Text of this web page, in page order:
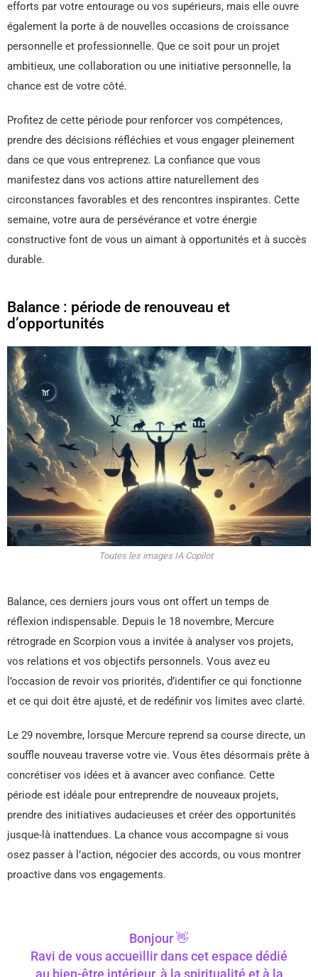
efforts par votre entourage ou vos supérieurs, mais elle ouvre
également la porte à de nouvelles occasions de croissance
personnelle et professionnelle. Que ce soit pour un projet
ambitieux, une collaboration ou une initiative personnelle, la
chance est de votre côté.
Profitez de cette période pour renforcer vos compétences,
prendre des décisions réfléchies et vous engager pleinement
dans ce que vous entreprenez. La confiance que vous
manifestez dans vos actions attire naturellement des
circonstances favorables et des rencontres inspirantes. Cette
semaine, votre aura de persévérance et votre énergie
constructive font de vous un aimant à opportunités et à succès
durable.
Balance : période de renouveau et
d’opportunités
Toutes les images IA Copilot
Balance, ces derniers jours vous ont offert un temps de
réflexion indispensable. Depuis le 18 novembre, Mercure
rétrograde en Scorpion vous a invitée à analyser vos projets,
vos relations et vos objectifs personnels. Vous avez eu
l’occasion de revoir vos priorités, d’identifier ce qui fonctionne
et ce qui doit être ajusté, et de redéfinir vos limites avec clarté.
Le 29 novembre, lorsque Mercure reprend sa course directe, un
souffle nouveau traverse votre vie. Vous êtes désormais prête à
concrétiser vos idées et à avancer avec confiance. Cette
période est idéale pour entreprendre de nouveaux projets,
prendre des initiatives audacieuses et créer des opportunités
jusque-là inattendues. La chance vous accompagne si vous
osez passer à l’action, négocier des accords, ou vous montrer
proactive dans vos engagements.
Bonjour 👋
Ravi de vous accueillir dans cet espace dédié
au bien-être intérieur, à la spiritualité et à la